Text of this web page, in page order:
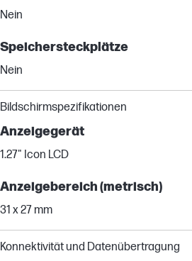
Nein
Speichersteckplätze
Nein
Bildschirmspezifikationen
Anzeigegerät
1.27" Icon LCD
Anzeigebereich (metrisch)
31 x 27 mm
Konnektivität und Datenübertragung